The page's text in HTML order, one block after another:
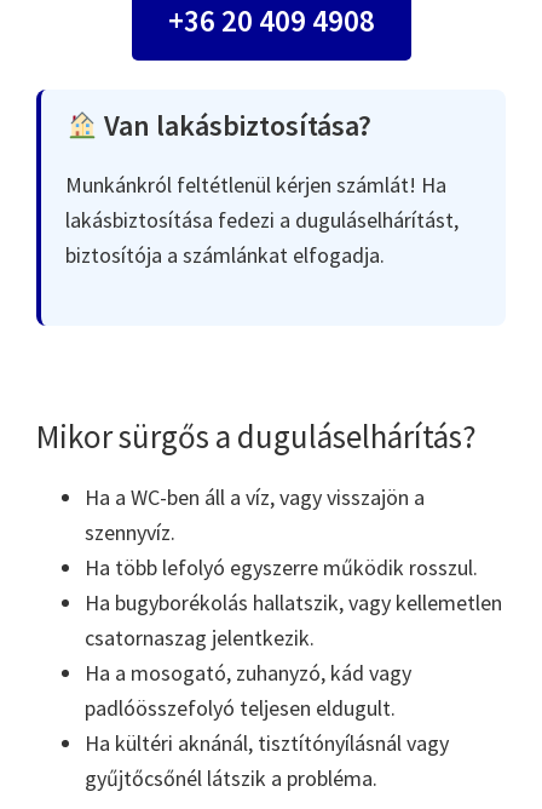
+36 20 409 4908
Van lakásbiztosítása?
Munkánkról feltétlenül kérjen számlát! Ha
lakásbiztosítása fedezi a duguláselhárítást,
biztosítója a számlánkat elfogadja.
Mikor sürgős a duguláselhárítás?
Ha a WC-ben áll a víz, vagy visszajön a
szennyvíz.
Ha több lefolyó egyszerre működik rosszul.
Ha bugyborékolás hallatszik, vagy kellemetlen
csatornaszag jelentkezik.
Ha a mosogató, zuhanyzó, kád vagy
padlóösszefolyó teljesen eldugult.
Ha kültéri aknánál, tisztítónyílásnál vagy
gyűjtőcsőnél látszik a probléma.